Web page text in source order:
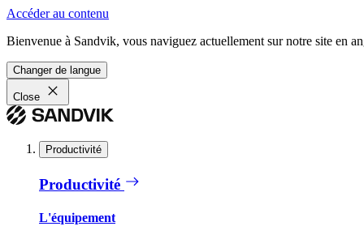
Accéder au contenu
Bienvenue à Sandvik, vous naviguez actuellement sur notre site en
Changer de langue
Close
Productivité
Productivité
L'équipement